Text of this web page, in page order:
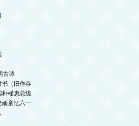
古诗
书（旧作存
朴槿惠总统
顽童忆六一